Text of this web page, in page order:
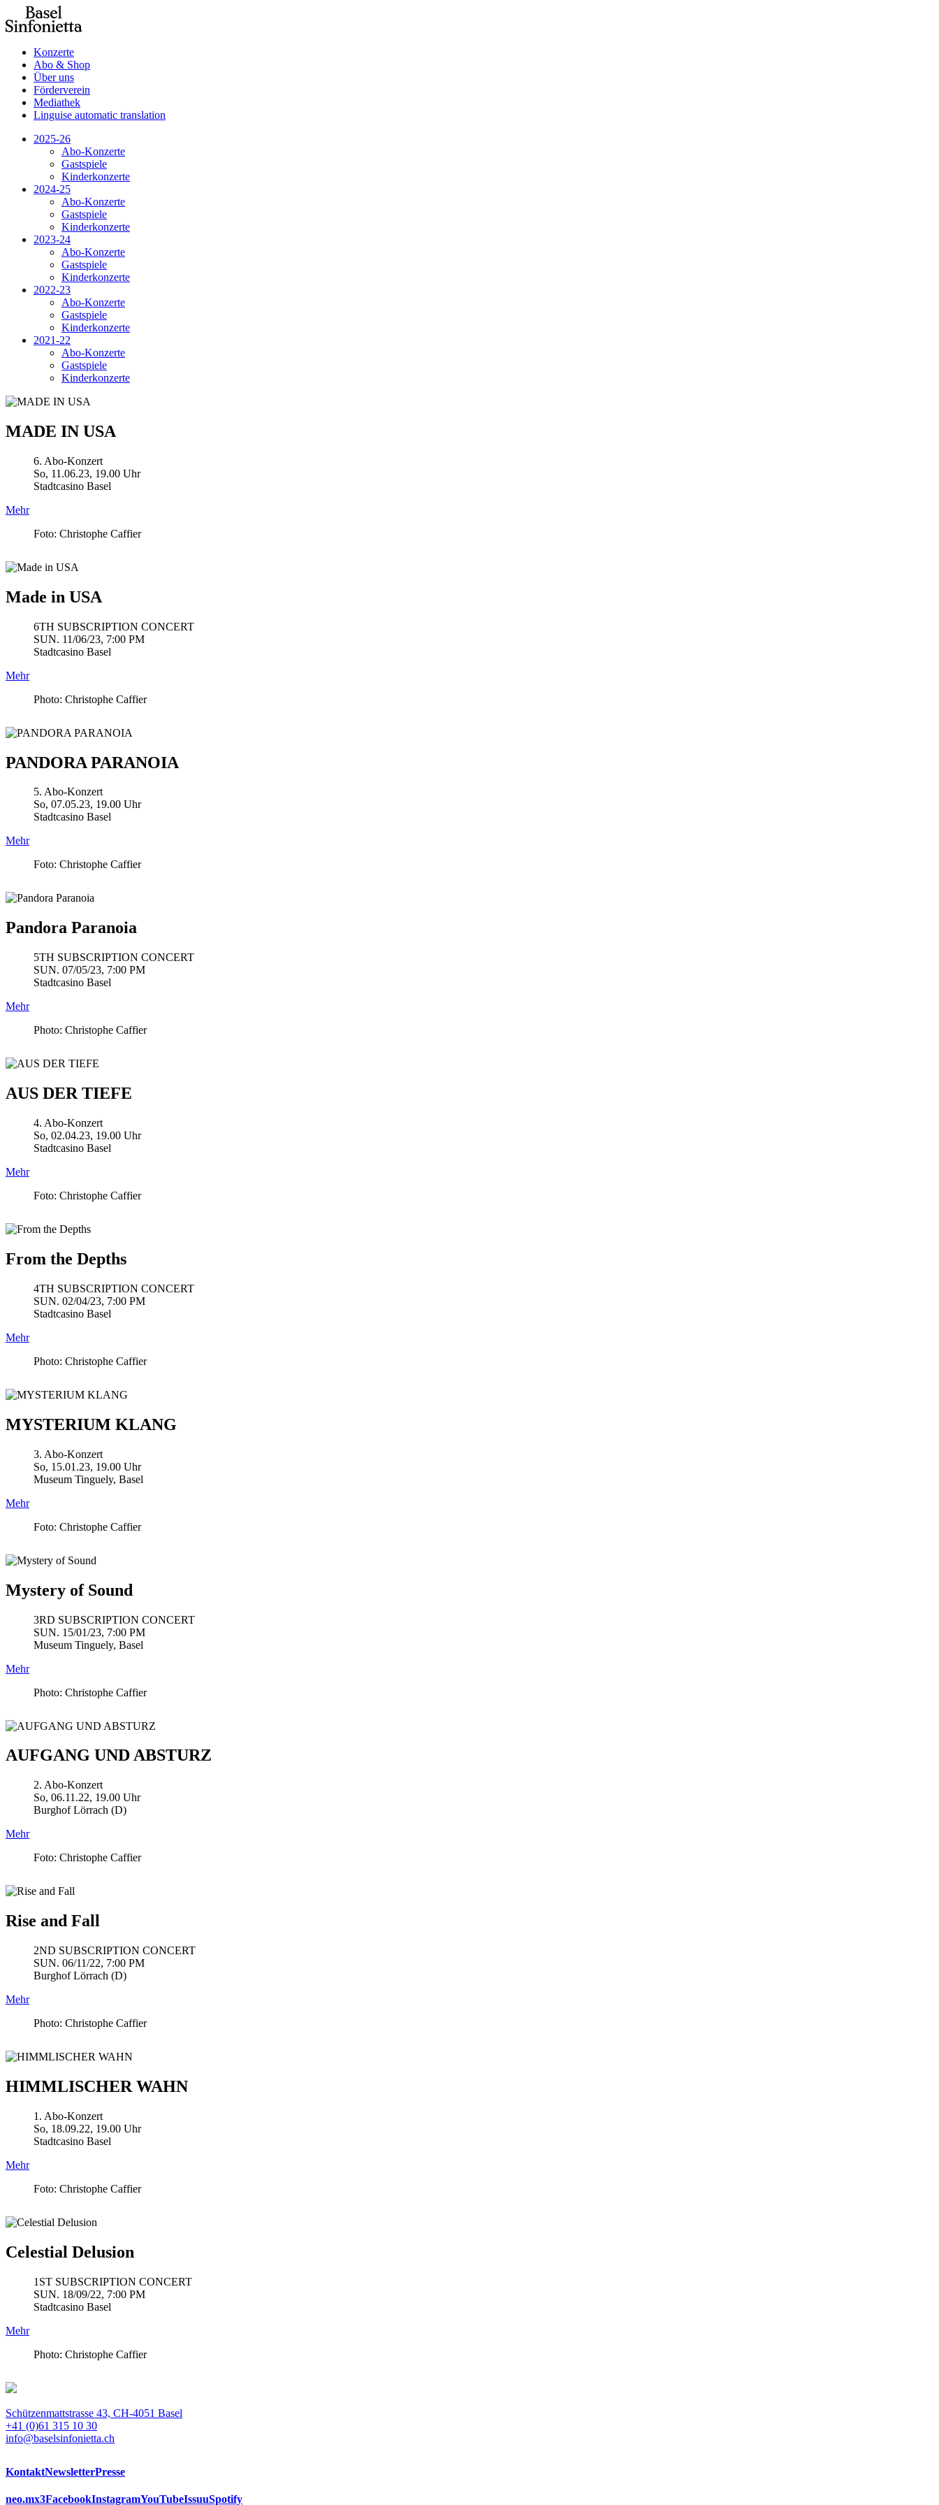
Konzerte
Abo & Shop
Über uns
Förderverein
Mediathek
Linguise automatic translation
2025-26
Abo-Konzerte
Gastspiele
Kinderkonzerte
2024-25
Abo-Konzerte
Gastspiele
Kinderkonzerte
2023-24
Abo-Konzerte
Gastspiele
Kinderkonzerte
2022-23
Abo-Konzerte
Gastspiele
Kinderkonzerte
2021-22
Abo-Konzerte
Gastspiele
Kinderkonzerte
MADE IN USA
6. Abo-Konzert
So, 11.06.23, 19.00 Uhr
Stadtcasino Basel
Mehr
Foto: Christophe Caffier
Made in USA
6TH SUBSCRIPTION CONCERT
SUN. 11/06/23, 7:00 PM
Stadtcasino Basel
Mehr
Photo: Christophe Caffier
PANDORA PARANOIA
5. Abo-Konzert
So, 07.05.23, 19.00 Uhr
Stadtcasino Basel
Mehr
Foto: Christophe Caffier
Pandora Paranoia
5TH SUBSCRIPTION CONCERT
SUN. 07/05/23, 7:00 PM
Stadtcasino Basel
Mehr
Photo: Christophe Caffier
AUS DER TIEFE
4. Abo-Konzert
So, 02.04.23, 19.00 Uhr
Stadtcasino Basel
Mehr
Foto: Christophe Caffier
From the Depths
4TH SUBSCRIPTION CONCERT
SUN. 02/04/23, 7:00 PM
Stadtcasino Basel
Mehr
Photo: Christophe Caffier
MYSTERIUM KLANG
3. Abo-Konzert
So, 15.01.23, 19.00 Uhr
Museum Tinguely, Basel
Mehr
Foto: Christophe Caffier
Mystery of Sound
3RD SUBSCRIPTION CONCERT
SUN. 15/01/23, 7:00 PM
Museum Tinguely, Basel
Mehr
Photo: Christophe Caffier
AUFGANG UND ABSTURZ
2. Abo-Konzert
So, 06.11.22, 19.00 Uhr
Burghof Lörrach (D)
Mehr
Foto: Christophe Caffier
Rise and Fall
2ND SUBSCRIPTION CONCERT
SUN. 06/11/22, 7:00 PM
Burghof Lörrach (D)
Mehr
Photo: Christophe Caffier
HIMMLISCHER WAHN
1. Abo-Konzert
So, 18.09.22, 19.00 Uhr
Stadtcasino Basel
Mehr
Foto: Christophe Caffier
Celestial Delusion
1ST SUBSCRIPTION CONCERT
SUN. 18/09/22, 7:00 PM
Stadtcasino Basel
Mehr
Photo: Christophe Caffier
Schützenmattstrasse 43, CH-4051 Basel
+41 (0)61 315 10 30
info@baselsinfonietta.ch
KontaktNewsletterPresse
neo.mx3FacebookInstagramYouTubeIssuuSpotify